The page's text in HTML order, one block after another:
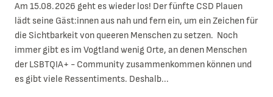
Am 15.08.2026 geht es wieder los! Der fünfte CSD Plauen
lädt seine Gäst:innen aus nah und fern ein, um ein Zeichen für
die Sichtbarkeit von queeren Menschen zu setzen. Noch
immer gibt es im Vogtland wenig Orte, an denen Menschen
der LSBTQIA+ - Community zusammenkommen können und
es gibt viele Ressentiments. Deshalb...